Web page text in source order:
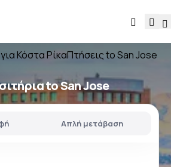
Κόστα ΡίκαΠτήσεις to San Jose
to San Jose
Απλή μετάβαση